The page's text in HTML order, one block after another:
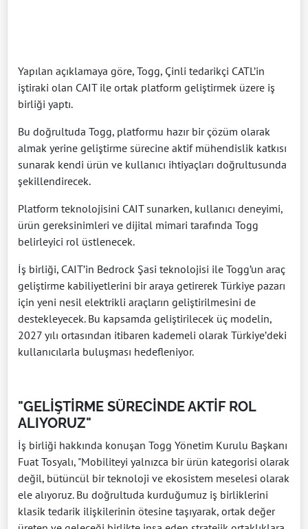
Yapılan açıklamaya göre, Togg, Çinli tedarikçi CATL’in
iştiraki olan CAIT ile ortak platform geliştirmek üzere iş
birliği yaptı.
Bu doğrultuda Togg, platformu hazır bir çözüm olarak
almak yerine geliştirme sürecine aktif mühendislik katkısı
sunarak kendi ürün ve kullanıcı ihtiyaçları doğrultusunda
şekillendirecek.
Platform teknolojisini CAIT sunarken, kullanıcı deneyimi,
ürün gereksinimleri ve dijital mimari tarafında Togg
belirleyici rol üstlenecek.
İş birliği, CAIT’in Bedrock Şasi teknolojisi ile Togg’un araç
geliştirme kabiliyetlerini bir araya getirerek Türkiye pazarı
için yeni nesil elektrikli araçların geliştirilmesini de
destekleyecek. Bu kapsamda geliştirilecek üç modelin,
2027 yılı ortasından itibaren kademeli olarak Türkiye’deki
kullanıcılarla buluşması hedefleniyor.
"GELİŞTİRME SÜRECİNDE AKTİF ROL
ALIYORUZ"
İş birliği hakkında konuşan Togg Yönetim Kurulu Başkanı
Fuat Tosyalı, "Mobiliteyi yalnızca bir ürün kategorisi olarak
değil, bütüncül bir teknoloji ve ekosistem meselesi olarak
ele alıyoruz. Bu doğrultuda kurduğumuz iş birliklerini
klasik tedarik ilişkilerinin ötesine taşıyarak, ortak değer